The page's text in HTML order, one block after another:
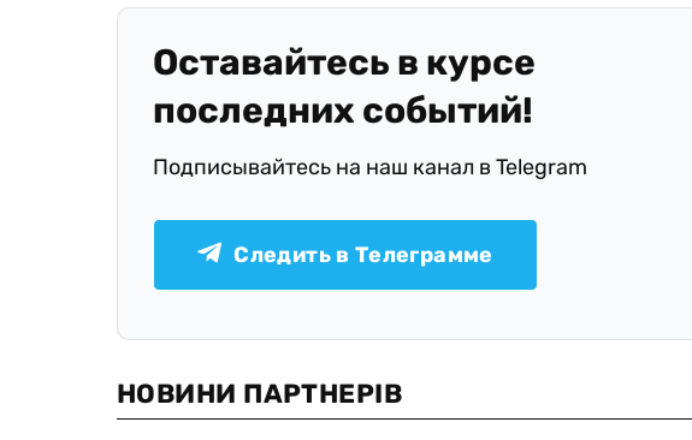
Оставайтесь в курсе
последних событий!
Подписывайтесь на наш канал в Telegram
Следить в Телеграмме